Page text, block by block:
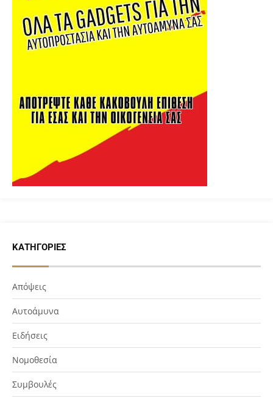
ΚΑΤΗΓΟΡΊΕΣ
Απόψεις
Αυτοάμυνα
Ειδήσεις
Νομοθεσία
Συμβουλές